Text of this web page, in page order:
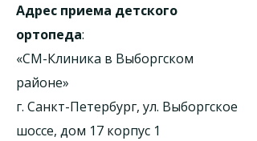
Адрес приема детского
ортопеда:
«СМ-Клиника в Выборгском
районе»
г. Санкт-Петербург, ул. Выборгское
шоссе, дом 17 корпус 1